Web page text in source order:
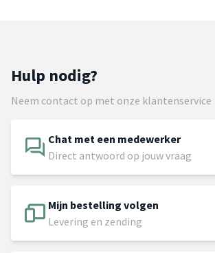
Hulp nodig?
Neem contact op met onze klantenservice
Chat met een medewerker
Direct antwoord op jouw vraag
Mijn bestelling volgen
Levering en zending